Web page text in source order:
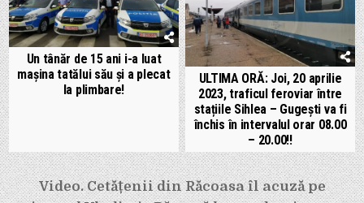
Un tânăr de 15 ani i-a luat
mașina tatălui său și a plecat
la plimbare!
ULTIMA ORĂ: Joi, 20 aprilie
2023, traficul feroviar între
stațiile Sihlea – Gugești va fi
închis în intervalul orar 08.00
– 20.00!!
Navigare
Video. Cetățenii din Răcoasa îl acuză pe